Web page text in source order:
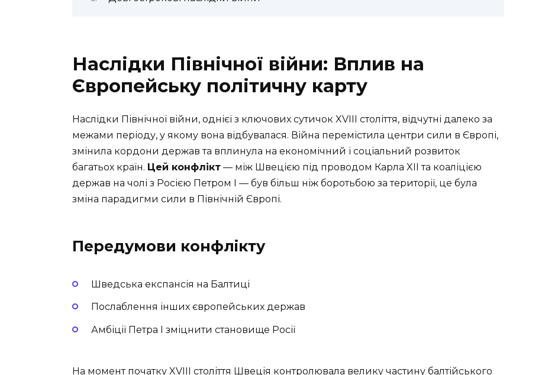
Наслідки Північної війни: Вплив на
Європейську політичну карту
Наслідки Північної війни, однієї з ключових сутичок XVIII століття, відчутні далеко за
межами періоду, у якому вона відбувалася. Війна перемістила центри сили в Європі,
змінила кордони держав та вплинула на економічний і соціальний розвиток
багатьох країн. Цей конфлікт — між Швецією під проводом Карла XII та коаліцією
держав на чолі з Росією Петром I — був більш ніж боротьбою за території, це була
зміна парадигми сили в Північній Європі.
Передумови конфлікту
Шведська експансія на Балтиці
Послаблення інших європейських держав
Амбіції Петра I зміцнити становище Росії
На момент початку XVIII століття Швеція контролювала велику частину балтійського